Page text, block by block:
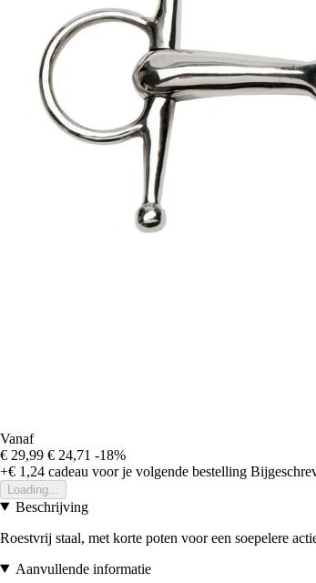
Vanaf
€ 29,99 € 24,71 -18%
+€ 1,24 cadeau voor je volgende bestelling
Loading...
Beschrijving
Roestvrij staal, met korte poten voor een soepelere
Aanvullende informatie